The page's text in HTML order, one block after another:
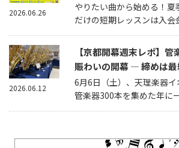
やりたい曲から始める！
だけの短期レッスンは入会
2026.06.26
【京都開幕週末レポ】管
賑わいの開幕 — 締めは
6月6日（土）、天理楽器イ
管楽器300本を集めた年に
2026.06.12